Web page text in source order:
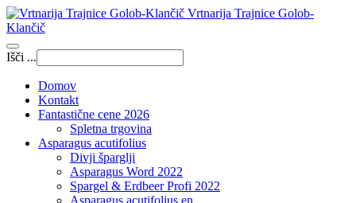
Vrtnarija Trajnice Golob-
Klančič
Išči ...
Domov
Kontakt
Fantastične cene 2026
Spletna trgovina
Asparagus acutifolius
Divji šparglji
Asparagus Word 2022
Spargel & Erdbeer Profi 2022
Asparagus acutifolius en